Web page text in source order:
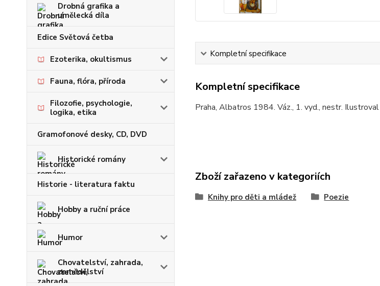
Drobná grafika a
umělecká díla
Edice Světová četba
Ezoterika, okultismus
Fauna, flóra, příroda
Filozofie, psychologie,
logika, etika
Gramofonové desky, CD, DVD
Historické romány
Historie - literatura faktu
Hobby a ruční práce
Humor
Chovatelství, zahrada,
zemědělství
Kompletní specifikace
Kompletní specifikace
Praha, Albatros 1984. Váz., 1. vyd., nestr.
Zboží zařazeno v kategoriích
Knihy pro děti a mládež Poezie